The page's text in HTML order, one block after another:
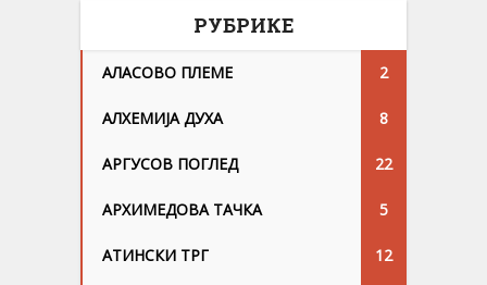
РУБРИКЕ
АЛАСОВО ПЛЕМЕ 2
АЛХЕМИЈА ДУХА 8
АРГУСОВ ПОГЛЕД 22
АРХИМЕДОВА ТАЧКА 5
АТИНСКИ ТРГ 12